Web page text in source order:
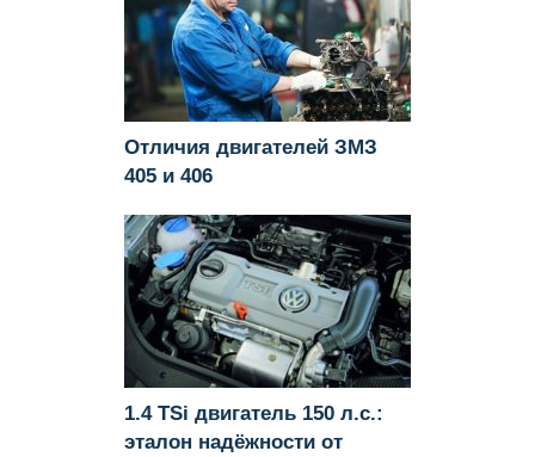
Отличия двигателей ЗМЗ
405 и 406
1.4 TSi двигатель 150 л.с.:
эталон надёжности от